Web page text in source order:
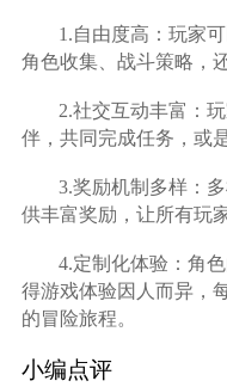
1.自由度高：玩家
角色收集、战斗策略，
2.社交互动丰富：
伴，共同完成任务，或
3.奖励机制多样：
供丰富奖励，让所有玩
4.定制化体验：角
得游戏体验因人而异，
的冒险旅程。
小编点评